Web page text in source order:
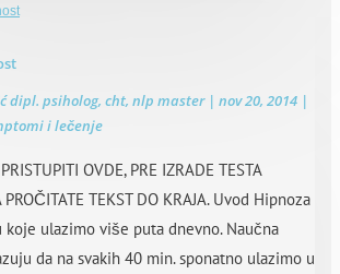
dipl. psiholog, cht, nlp master| nov 20, 2014 |
i lečenje
OVDE, PRE IZRADE TESTA
PROČITATE TEKST DO KRAJA. Uvod Hipnoza
koje ulazimo više puta dnevno. Naučna
da na svakih 40 min. sponatno ulazimo u